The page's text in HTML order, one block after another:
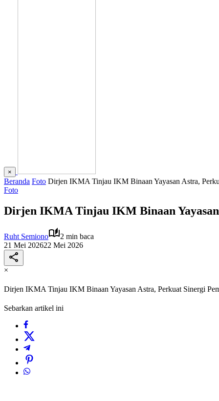
×
Beranda Foto Dirjen IKMA Tinjau IKM Binaan Yayasan Astra,
Foto
Dirjen IKMA Tinjau IKM Binaan
Ruht Semiono
2 min baca
21 Mei 202622 Mei 2026
×
Dirjen IKMA Tinjau IKM Binaan Yayasan Astra, Perkuat Sinergi
Sebarkan artikel ini